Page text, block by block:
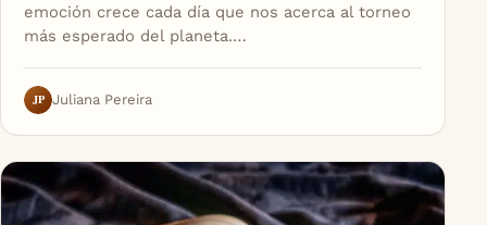
emoción crece cada día que nos acerca al torneo
más esperado del planeta.…
JP Juliana Pereira